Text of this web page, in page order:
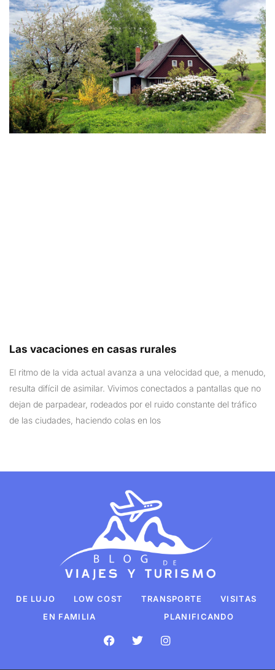
Las vacaciones en casas rurales
El ritmo de la vida actual avanza a una velocidad que, a menudo,
resulta difícil de asimilar. Vivimos conectados a pantallas que no
dejan de parpadear, rodeados por el ruido constante del tráfico
de las ciudades, haciendo colas en los
DE LUJO LOW COST TRANSPORTE
VISITAS
EN FAMILIA
PLANIFICANDO
F
a
T
I